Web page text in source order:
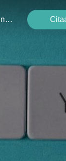
Neem Contact Met Ons Op